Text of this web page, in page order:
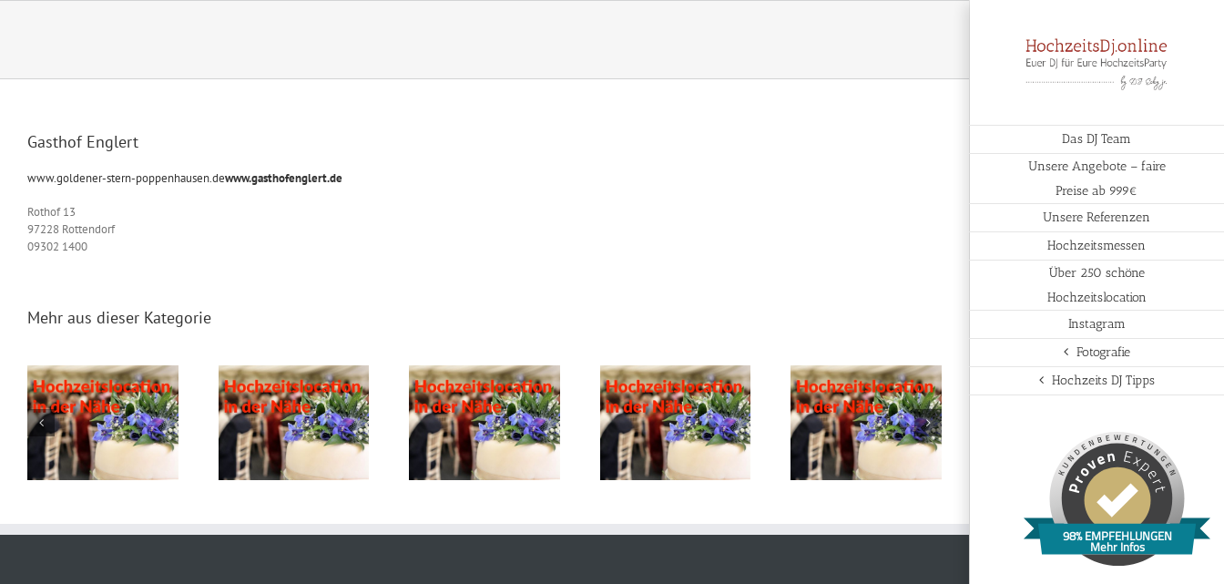
Das DJ Team
Unsere Angebote – faire
Preise ab 999€
Unsere Referenzen
Hochzeitsmessen
Über 250 schöne
Hochzeitslocation
Instagram
Fotografie
Hochzeits DJ Tipps
98% EMPFEHLUNGEN
Mehr Infos
Gasthof Englert
www.goldener-stern-poppenhausen.dewww.gasthofenglert.de
Rothof 13
97228 Rottendorf
09302 1400
Mehr aus dieser Kategorie